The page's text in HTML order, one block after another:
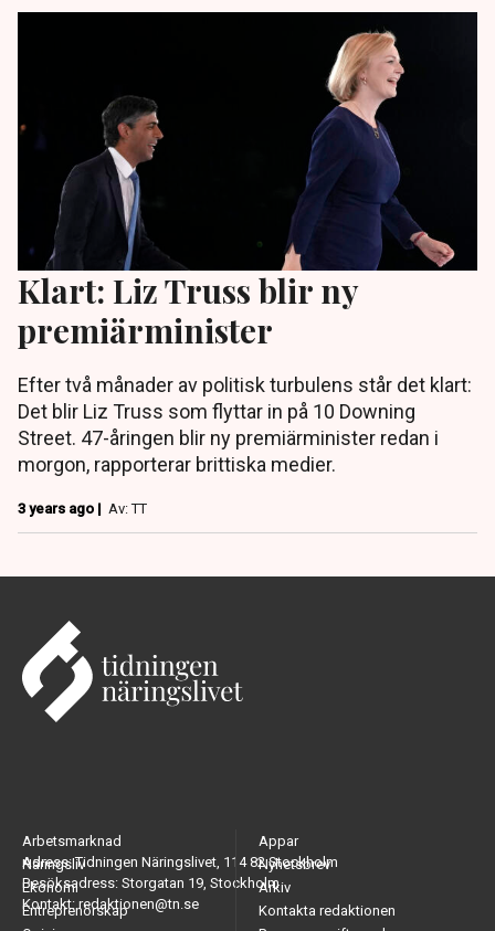
Klart: Liz Truss blir ny
premiärminister
Efter två månader av politisk turbulens står det klart:
Det blir Liz Truss som flyttar in på 10 Downing
Street. 47-åringen blir ny premiärminister redan i
morgon, rapporterar brittiska medier.
3 years ago | Av: TT
Adress: Tidningen Näringslivet, 114 82 Stockholm
Besöksadress: Storgatan 19, Stockholm
Kontakt: redaktionen@tn.se
Arbetsmarknad
Näringsliv
Ekonomi
Entreprenörskap
Appar
Nyhetsbrev
Arkiv
Kontakta redaktionen